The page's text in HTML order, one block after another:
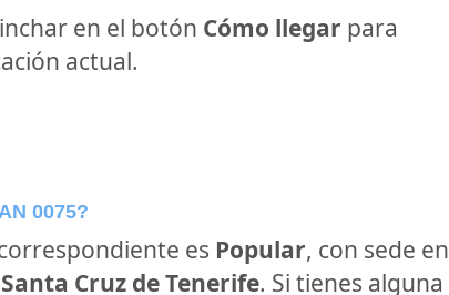
en el botón Cómo llegar para
actual.
0075?
es Popular, con sede en
Cruz de Tenerife. Si tienes alguna